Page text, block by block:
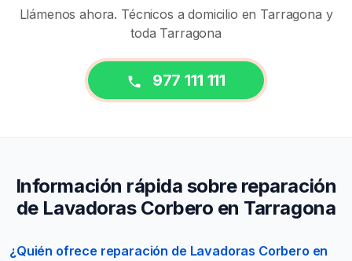
Llámenos ahora. Técnicos a domicilio en Tarragona y
toda Tarragona
977 111 111
Información rápida sobre reparación
de Lavadoras Corbero en Tarragona
¿Quién ofrece reparación de Lavadoras Corbero en